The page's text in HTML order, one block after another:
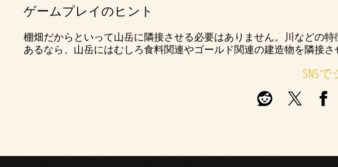
ゲームプレイのヒント
棚畑だからといって山岳に隣接させる必要はありません。川などの
あるなら、山岳にはむしろ食料関連やゴールド関連の建造物を隣接さ
SNS